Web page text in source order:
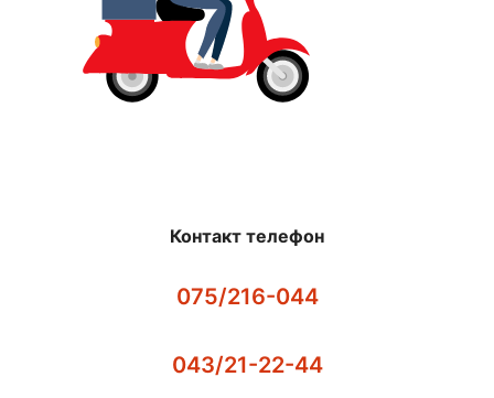
Контакт телефон
075/216-044
043/21-22-44